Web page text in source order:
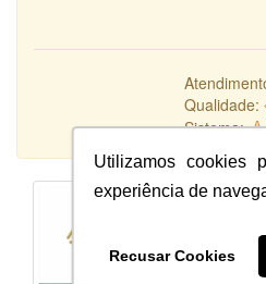
Utilizamos cookies
experiência de
Recusar Cookies
Qualidade:
Sistema: